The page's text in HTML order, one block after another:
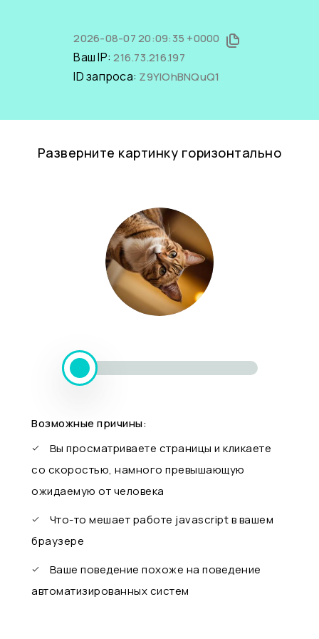
2026-08-07 20:09:35 +0000
Ваш IP:216.73.216.197
ID запроса: Z9YlOhBNQuQ1
Разверните картинку горизонтально
Возможные причины:
Вы просматриваете страницы и кликаете
со скоростью, намного превышающую
ожидаемую от человека
Что-то мешает работе javascript в вашем
браузере
Ваше поведение похоже на поведение
автоматизированных систем